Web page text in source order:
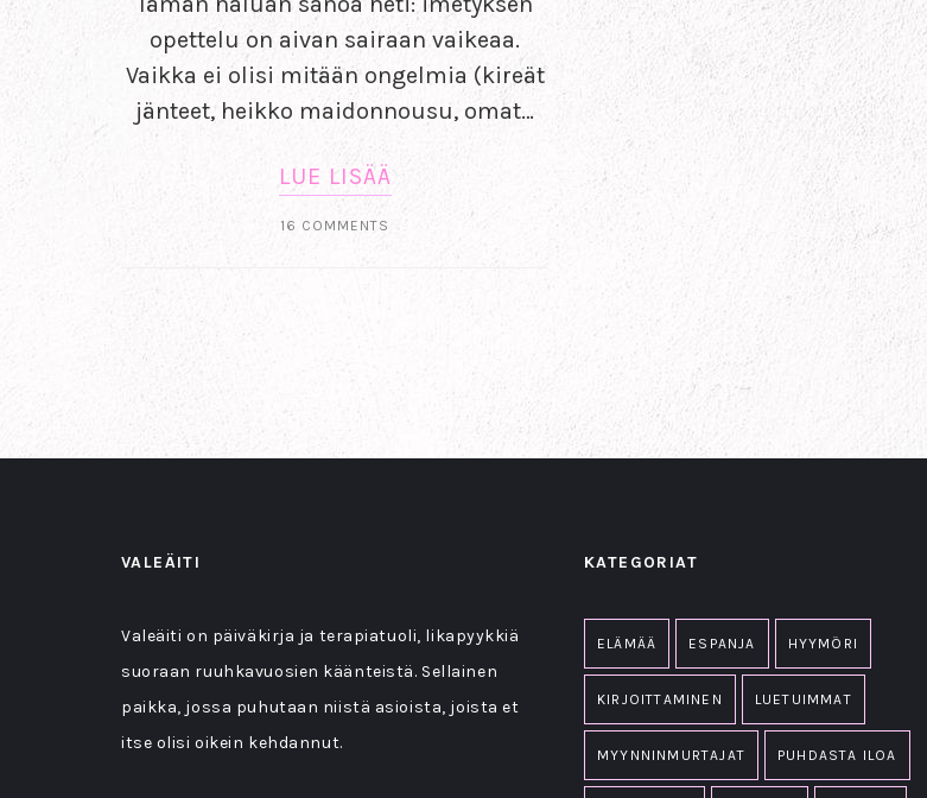
opettelu on aivan sairaan vaikeaa.
Vaikka ei olisi mitään ongelmia (kireät
jänteet, heikko maidonnousu, omat…
LUE LISÄÄ
16 COMMENTS
VALEÄITI
Valeäiti on päiväkirja ja terapiatuoli, likapyykkiä
suoraan ruuhkavuosien käänteistä. Sellainen
paikka, jossa puhutaan niistä asioista, joista et
itse olisi oikein kehdannut.
KATEGORIAT
ELÄMÄÄ ESPANJA HYYMÖRI
KIRJOITTAMINEN LUETUIMMAT
MYYNNINMURTAJAT PUHDASTA ILOA